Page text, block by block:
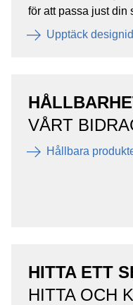
för att passa just din
Upptäck
VÅRT
Hållbara
HITTA ETT
HITTA OCH